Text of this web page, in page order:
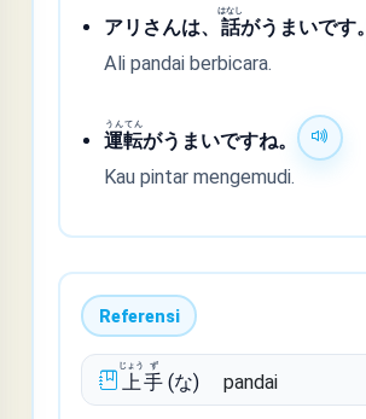
アリさんは、 話
はなし
がうまいです。
Ali pandai berbicara.
運
うん
転
てん
がうまいですね。
Kau pintar mengemudi.
Referensi
上
じょう
手
ず
(な) pandai